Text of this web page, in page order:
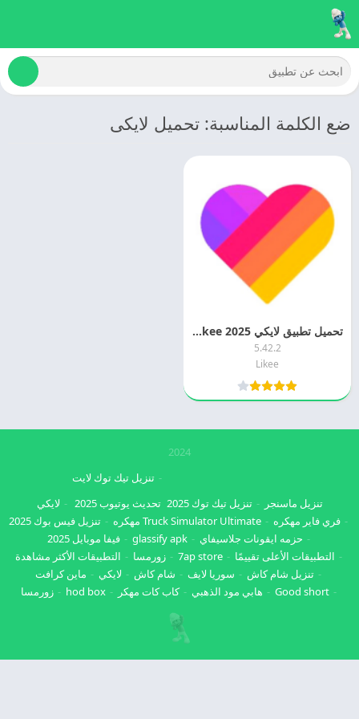
ضع الكلمة المناسبة: تحميل لايكى
تحميل تطبيق لايكي 2025 Likee اخر تحديث مجانا
5.42.2
Likee
2024
تنزيل ماسنجر تنزيل تيك توك 2025
تنزيل تيك توك لايت
تحديث يوتيوب 2025
لايكي
فري فاير مهكره
Truck Simulator Ultimate مهكره
تنزيل فيس بوك 2025
حزمه ايقونات جلاسيفاي
glassify apk
فيفا موبايل 2025
التطبيقات الأعلى تقييمًا
7ap store زورمسا
التطبيقات الأكثر مشاهدة
تنزيل شام كاش
سوريا لايف شام كاش لايكي
ماين كرافت
Good short
هابي مود الذهبي كاب كات مهكر hod box زورمسا